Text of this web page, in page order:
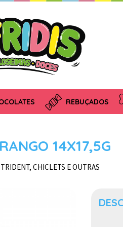
REBUÇADOS
14X17,5G
TRIDENT, CHICLETS E OUTRAS